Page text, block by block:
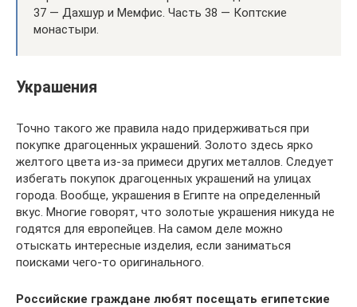
37 — Дахшур и Мемфис. Часть 38 — Коптские
монастыри.
Украшения
Точно такого же правила надо придерживаться при
покупке драгоценных украшений. Золото здесь ярко
желтого цвета из-за примеси других металлов. Следует
избегать покупок драгоценных украшений на улицах
города. Вообще, украшения в Египте на определенный
вкус. Многие говорят, что золотые украшения никуда не
годятся для европейцев. На самом деле можно
отыскать интересные изделия, если заниматься
поисками чего-то оригинального.
Российские граждане любят посещать египетские